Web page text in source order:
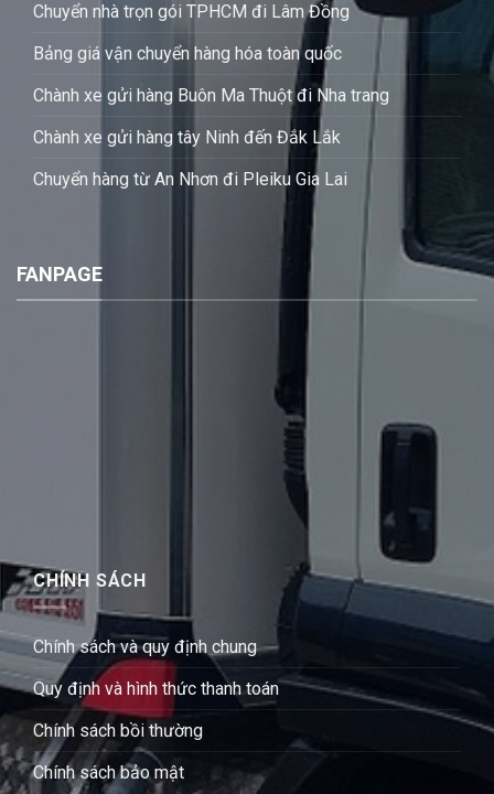
Chuyển nhà trọn gói TPHCM đi Lâm Đồng
Bảng giá vận chuyển hàng hóa toàn quốc
Chành xe gửi hàng Buôn Ma Thuột đi Nha trang
Chành xe gửi hàng tây Ninh đến Đắk Lắk
Chuyển hàng từ An Nhơn đi Pleiku Gia Lai
FANPAGE
CHÍNH SÁCH
Chính sách và quy định chung
Quy định và hình thức thanh toán
Chính sách bồi thường
Chính sách bảo mật